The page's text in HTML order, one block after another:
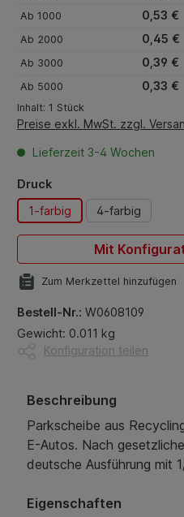
Ab 1000 0,53 €
Ab 2000 0,45 €
Ab 3000 0,39 €
Ab 5000 0,33 €
Inhalt: 1 Stück
Preise exkl. MwSt. zzgl.
Lieferzeit 3-4 Wochen
Druckauswählen
1-farbig
4-farbig
Mit
Zum Merkzettel hinzufügen
Bestell-Nr.: W0608109
Gewicht: 0.011 kg
Konfiguration teilen
Beschreibung
Parkscheibe aus
E-Autos. Nach
deutsche Ausführung mit
Eigenschaften